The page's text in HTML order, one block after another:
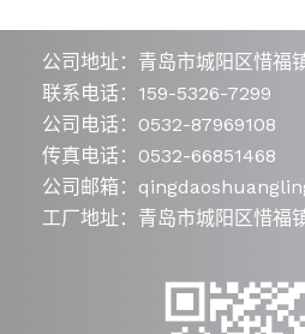
公司地址：青岛市城阳区惜福
联系电话：159-5326-7299
公司电话：0532-87969108
传真电话：0532-66851468
公司邮箱：
工厂地址：青岛市城阳区惜福